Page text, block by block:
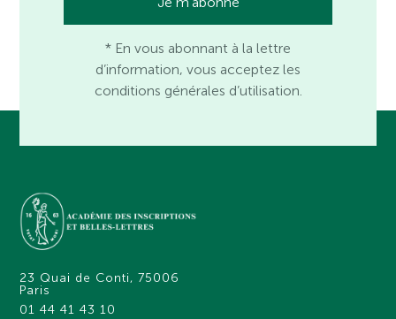
* En vous abonnant à la lettre
d’information, vous acceptez les
conditions générales d’utilisation.
23 Quai de Conti, 75006
Paris
01 44 41 43 10